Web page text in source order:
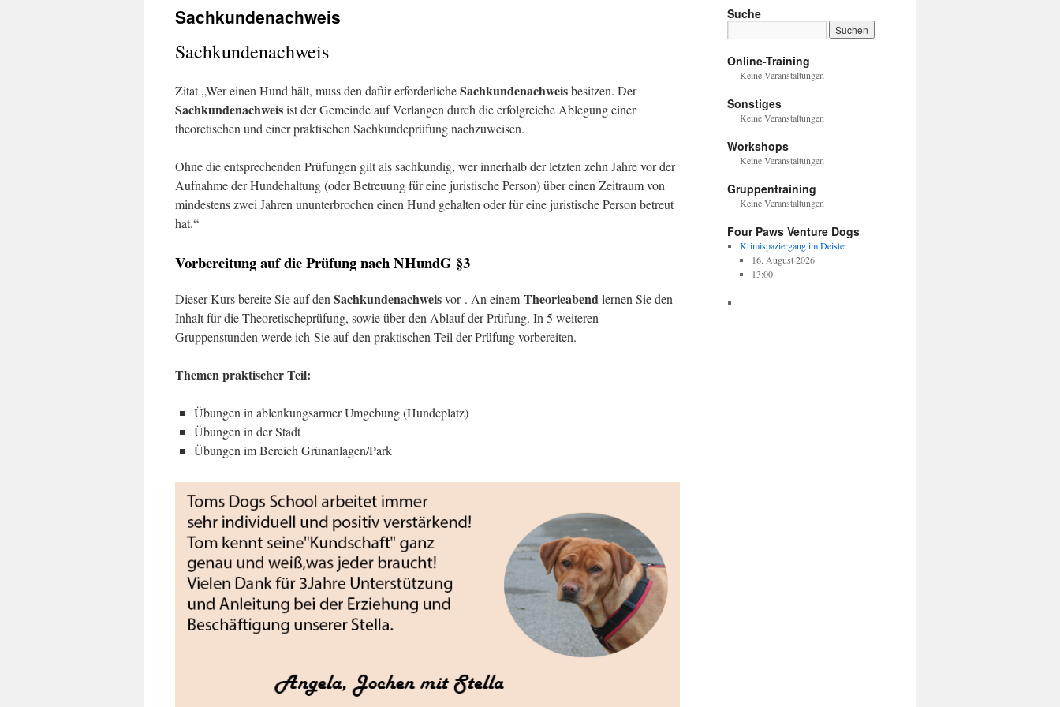
Sachkundenachweis
Sachkundenachweis
Zitat „Wer einen Hund hält, muss den dafür erforderlicheSachkundenachweisbesitzen. Der
Sachkundenachweisist der Gemeinde auf Verlangen durch die erfolgreiche Ablegung einer
theoretischen und einer praktischen Sachkundeprüfung nachzuweisen.
Ohne die entsprechenden Prüfungen gilt als sachkundig, wer innerhalb der letzten zehn Jahre vor der
Aufnahme der Hundehaltung (oder Betreuung für eine juristische Person) über einen Zeitraum von
mindestens zwei Jahren ununterbrochen einen Hund gehalten oder für eine juristische Person betreut
hat.“
Vorbereitung auf die Prüfung nach NHundG §3
Dieser Kurs bereite Sie auf den Sachkundenachweisvor . An einem Theorieabendlernen Sie den
Inhalt für die Theoretischeprüfung, sowie über den Ablauf der Prüfung. In 5 weiteren
Gruppenstunden werde ich Sie auf den praktischen Teil der Prüfung vorbereiten.
Themen praktischer Teil:
Übungen in ablenkungsarmer Umgebung (Hundeplatz)
Übungen in der Stadt
Übungen im Bereich Grünanlagen/Park
Suche
Online-Training
Keine Veranstaltungen
Sonstiges
Keine Veranstaltungen
Workshops
Keine Veranstaltungen
Gruppentraining
Keine Veranstaltungen
Four Paws Venture Dogs
Krimispaziergang im Deister
16. August 2026
13:00